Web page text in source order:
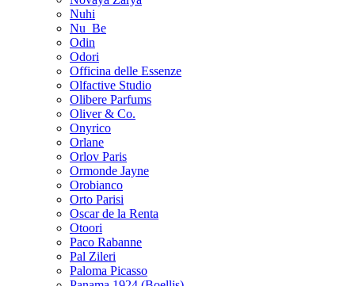
Nuhi
Nu_Be
Odin
Odori
Officina delle Essenze
Olfactive Studio
Olibere Parfums
Oliver & Co.
Onyrico
Orlane
Orlov Paris
Ormonde Jayne
Orobianco
Orto Parisi
Oscar de la Renta
Otoori
Paco Rabanne
Pal Zileri
Paloma Picasso